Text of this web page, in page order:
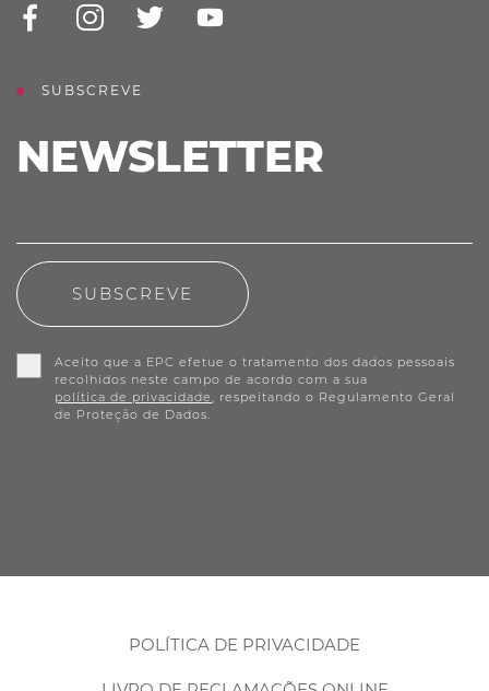
SUBSCREVE
NEWSLETTER
SUBSCREVE
Aceito que a EPC efetue o tratamento dos dados pessoais
recolhidos neste campo de acordo com a sua
política de privacidade , respeitando o Regulamento Geral
de Proteção de Dados.
POLÍTICA DE PRIVACIDADE